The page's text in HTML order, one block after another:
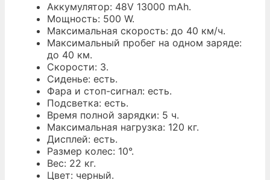
Аккумулятор: 48V 13000 mAh.
Мощность: 500 W.
Максимальная скорость: до 40 км/ч.
Максимальный пробег на одном заряде:
до 40 км.
Скорости: 3.
Сиденье: есть.
Фара и стоп-сигнал: есть.
Подсветка: есть.
Время полной зарядки: 5 ч.
Максимальная нагрузка: 120 кг.
Дисплей: есть.
Размер колес: 10°.
Вес: 22 кг.
Цвет: черный.